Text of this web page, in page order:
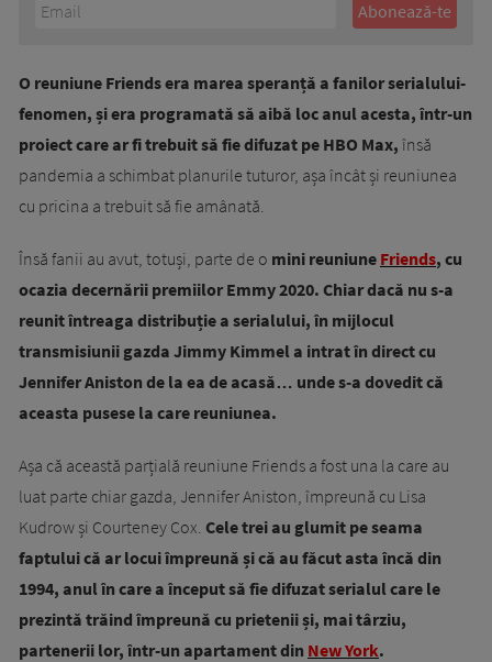
O reuniune Friends era marea speranță a fanilor serialului-
fenomen, și era programată să aibă loc anul acesta, într-un
proiect care ar fi trebuit să fie difuzat pe HBO Max, însă
pandemia a schimbat planurile tuturor, așa încât și reuniunea
cu pricina a trebuit să fie amânată.
Însă fanii au avut, totuși, parte de o mini reuniune Friends, cu
ocazia decernării premiilor Emmy 2020. Chiar dacă nu s-a
reunit întreaga distribuție a serialului, în mijlocul
transmisiunii gazda Jimmy Kimmel a intrat în direct cu
Jennifer Aniston de la ea de acasă… unde s-a dovedit că
aceasta pusese la care reuniunea.
Așa că această parțială reuniune Friends a fost una la care au
luat parte chiar gazda, Jennifer Aniston, împreună cu Lisa
Kudrow și Courteney Cox. Cele trei au glumit pe seama
faptului că ar locui împreună și că au făcut asta încă din
1994, anul în care a început să fie difuzat serialul care le
prezintă trăind împreună cu prietenii și, mai târziu,
partenerii lor, într-un apartament din New York.